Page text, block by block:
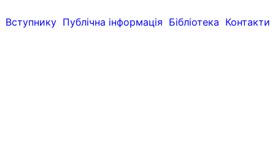
Вступнику Публічна інформація Бібліотека Контакти